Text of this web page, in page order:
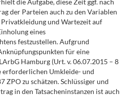
der Parteien auch zu den Variablen
und Wartezeit auf
eines
festzustellen. Aufgrund
für eine
Hamburg (Urt. v. 06.07.2015 – 8
erforderlichen Umkleide- und
ZPO zu schätzen. Schlüssiger und
in den Tatsacheninstanzen ist auch